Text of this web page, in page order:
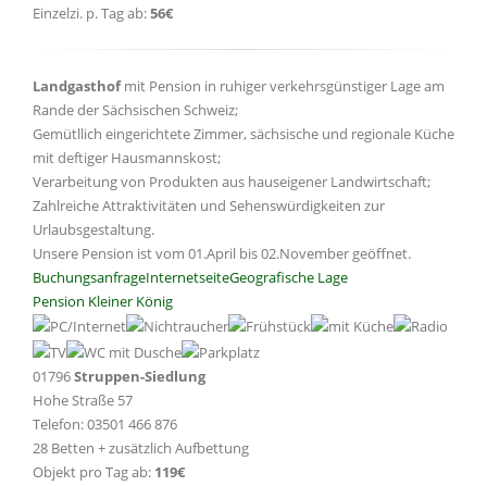
Einzelzi. p. Tag ab:56€
Landgasthofmit Pension in ruhiger verkehrsgünstiger Lage am
Rande der Sächsischen Schweiz;
Gemütllich eingerichtete Zimmer, sächsische und regionale Küche
mit deftiger Hausmannskost;
Verarbeitung von Produkten aus hauseigener Landwirtschaft;
Zahlreiche Attraktivitäten und Sehenswürdigkeiten zur
Urlaubsgestaltung.
Unsere Pension ist vom 01.April bis 02.November geöffnet.
BuchungsanfrageInternetseiteGeografische Lage
Pension Kleiner König
01796Struppen-Siedlung
Hohe Straße 57
Telefon: 03501 466 876
28 Betten + zusätzlich Aufbettung
Objekt pro Tag ab: 119€